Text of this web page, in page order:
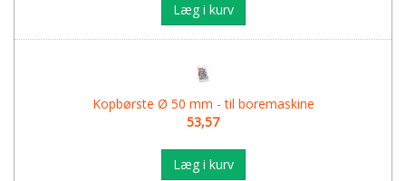
Læg i kurv
Kopbørste Ø 50 mm - til boremaskine
53,57
Læg i kurv